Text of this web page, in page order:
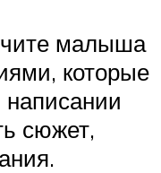
малыша
которые
написании
сюжет,